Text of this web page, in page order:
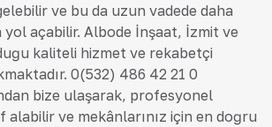
ve bu da uzun vadede daha
açabilir. Albode İnşaat, İzmit ve
kaliteli hizmet ve rekabetçi
0(532) 486 42 21 0
bize ulaşarak, profesyonel
alabilir ve mekânlarınız için en doğru